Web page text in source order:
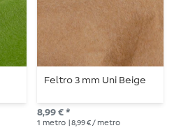
Feltro 3 mm Uni Beige
8,99 € *
1 metro | 8,99 € / metro